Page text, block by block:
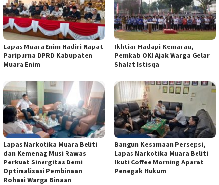
Lapas Muara Enim Hadiri Rapat
Paripurna DPRD Kabupaten
Muara Enim
Ikhtiar Hadapi Kemarau,
Pemkab OKI Ajak Warga Gelar
Shalat Istisqa
Lapas Narkotika Muara Beliti
dan Kemenag Musi Rawas
Perkuat Sinergitas Demi
Optimalisasi Pembinaan
Rohani Warga Binaan
Bangun Kesamaan Persepsi,
Lapas Narkotika Muara Beliti
Ikuti Coffee Morning Aparat
Penegak Hukum